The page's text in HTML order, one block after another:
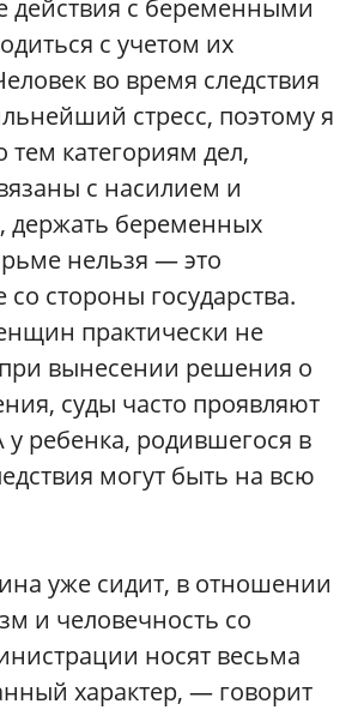
действия с беременными
с учетом их
во время следствия
стресс, поэтому я
категориям дел,
с насилием и
держать беременных
нельзя — это
со стороны государства.
практически не
вынесении решения о
суды часто проявляют
у ребенка, родившегося в
могут быть на всю
уже сидит, в отношении
и человечность со
носят весьма
характер, — говорит